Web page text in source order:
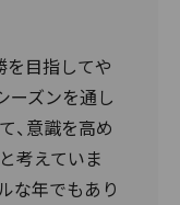
を目指してや
ーズンを通し
、意識を高め
考えていま
な年でもあり